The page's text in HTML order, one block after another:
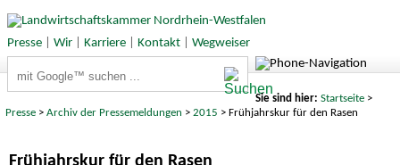
Presse| Wir| Karriere| Kontakt| Wegweiser
Sie sind hier: Startseite>
Presse >Archiv der Pressemeldungen > 2015 > Frühjahrskur für den Rasen